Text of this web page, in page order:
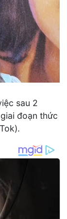
sau 2
đoạn thức